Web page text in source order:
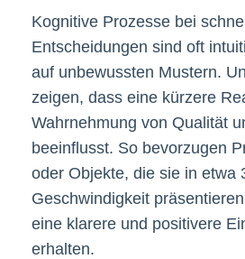
Kognitive Prozesse bei
Entscheidungen sind oft
auf unbewussten Mustern.
zeigen, dass eine kürzere
Wahrnehmung von Qualität
beeinflusst. So bevorzugen
oder Objekte, die sie in etwa
Geschwindigkeit
eine klarere und positivere
erhalten.